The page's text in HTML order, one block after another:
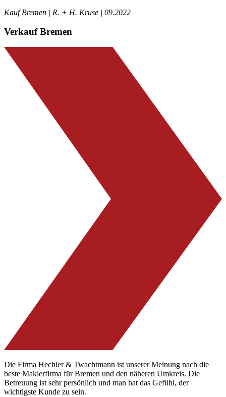
Kauf Bremen | R. + H. Kruse | 09.2022
Verkauf Bremen
Die Firma Hechler & Twachtmann ist unserer Meinung nach die
beste Maklerfirma für Bremen und den näheren Umkreis. Die
Betreuung ist sehr persönlich und man hat das Gefühl, der
wichtigste Kunde zu sein.